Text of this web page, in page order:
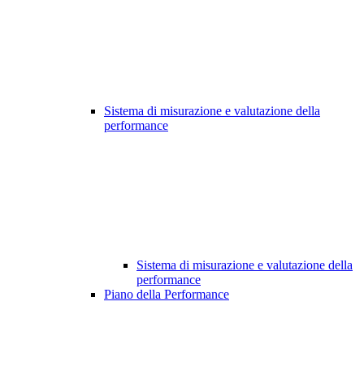
Sistema di misurazione e valutazione della
performance
Sistema di misurazione e valutazione della
performance
Piano della Performance